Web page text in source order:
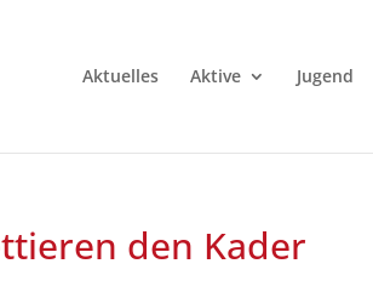
Aktuelles Aktive Jugend
den Kader